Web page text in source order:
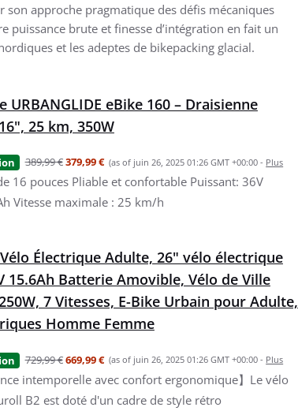
son approche pragmatique des défis mécaniques
puissance brute et finesse d’intégration en fait un
et les adeptes de bikepacking glacial.
URBANGLIDE eBike 160 – Draisienne
25 km, 350W
389,99 €379,99 € (as of juin 26, 2025 01:26 GMT +00:00 - Plus
16 pouces Pliable et confortable Puissant: 36V
Vitesse maximale : 25 km/h
Électrique Adulte, 26" vélo électrique
15.6Ah Batterie Amovible, Vélo de Ville
7 Vitesses, E-Bike Urbain pour Adulte,
Homme Femme
729,99 €669,99 € (as of juin 26, 2025 01:26 GMT +00:00 - Plus
intemporelle avec confort ergonomique】Le vélo
B2 est doté d'un cadre de style rétro